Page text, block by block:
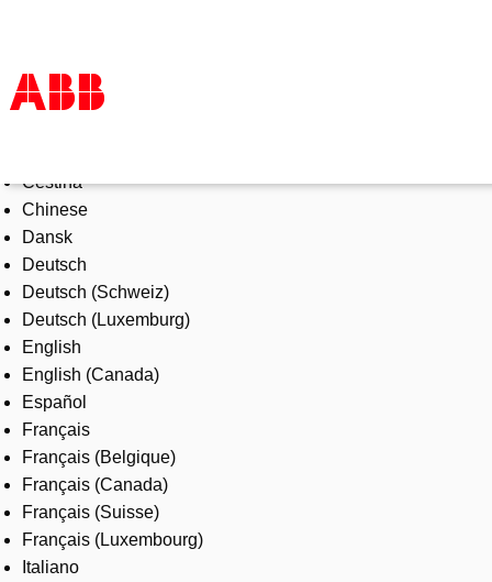
Products & Solutions
Industries
Services
About us
Where to buy
Contact us
Careers
Čeština
Chinese
Dansk
Deutsch
Deutsch (Schweiz)
Deutsch (Luxemburg)
English
English (Canada)
Español
Français
Français (Belgique)
Français (Canada)
Français (Suisse)
Français (Luxembourg)
Italiano